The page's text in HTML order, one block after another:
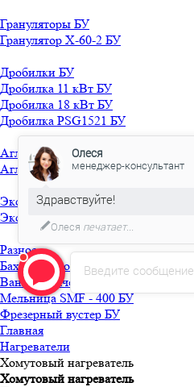
Грануляторы БУ
Гранулятор X-60-2 БУ
Дробилки БУ
Дробилка 11 кВт БУ
Дробилка 18 кВт БУ
Дробилка PSG1521 БУ
Агломераторы БУ
Агломератор HQ-150 БУ
Экструдеры БУ
Экструдер TRUSIOMA 63 БУ
Разное
Бахилосварочная машина БУ
Ванна горячей мойки БУ
Мельница SMF - 400 БУ
Фрезерный вустер БУ
Главная
Нагреватели
Хомутовый нагреватель
Хомутовый нагреватель
Введите сообщение
Олеся
менеджер-консультант
Здравствуйте!
Олеся печатает...